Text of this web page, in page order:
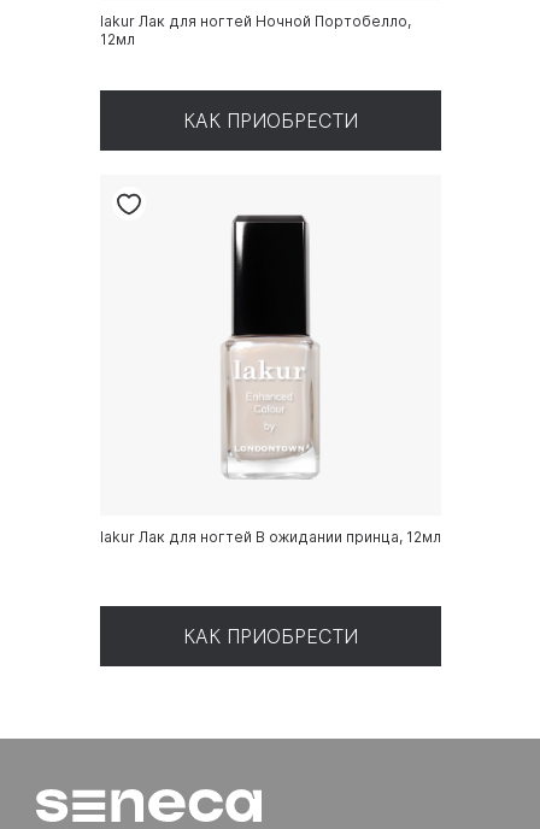
lakur Лак для ногтей Ночной Портобелло,
12мл
КАК ПРИОБРЕСТИ
lakur Лак для ногтей В ожидании принца, 12мл
КАК ПРИОБРЕСТИ